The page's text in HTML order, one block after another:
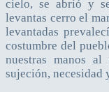
cielo, se abrió y
levantas cerro el
levantadas
costumbre del
nuestras manos al
sujeción, necesidad